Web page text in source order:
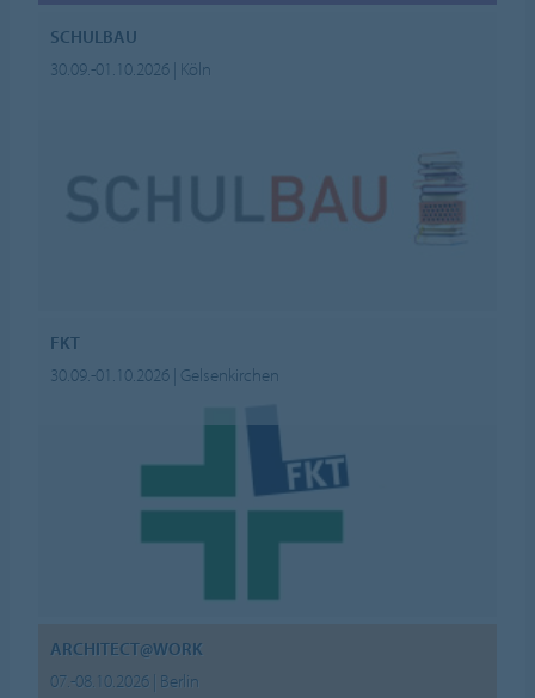
SCHULBAU
30.09.-01.10.2026 | Köln
FKT
30.09.-01.10.2026 | Gelsenkirchen
ARCHITECT@WORK
07.-08.10.2026 | Berlin